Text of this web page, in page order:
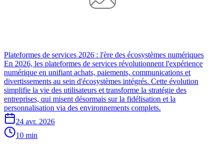
Plateformes de services 2026 : l'ère des écosystèmes numériques
En 2026, les plateformes de services révolutionnent l'expérience
numérique en unifiant achats, paiements, communications et
divertissements au sein d'écosystèmes intégrés. Cette évolution
simplifie la vie des utilisateurs et transforme la stratégie des
entreprises, qui misent désormais sur la fidélisation et la
personnalisation via des environnements complets.
24 avr. 2026
10 min